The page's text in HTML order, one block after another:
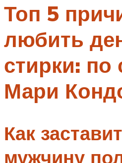
Аксессуары
Меню
Топ 5
любить
стирки: по
Мари
Как
мужчину